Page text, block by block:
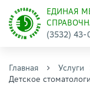
ЕДИНАЯ
(3532) 43-
Главная Услуги
Детское